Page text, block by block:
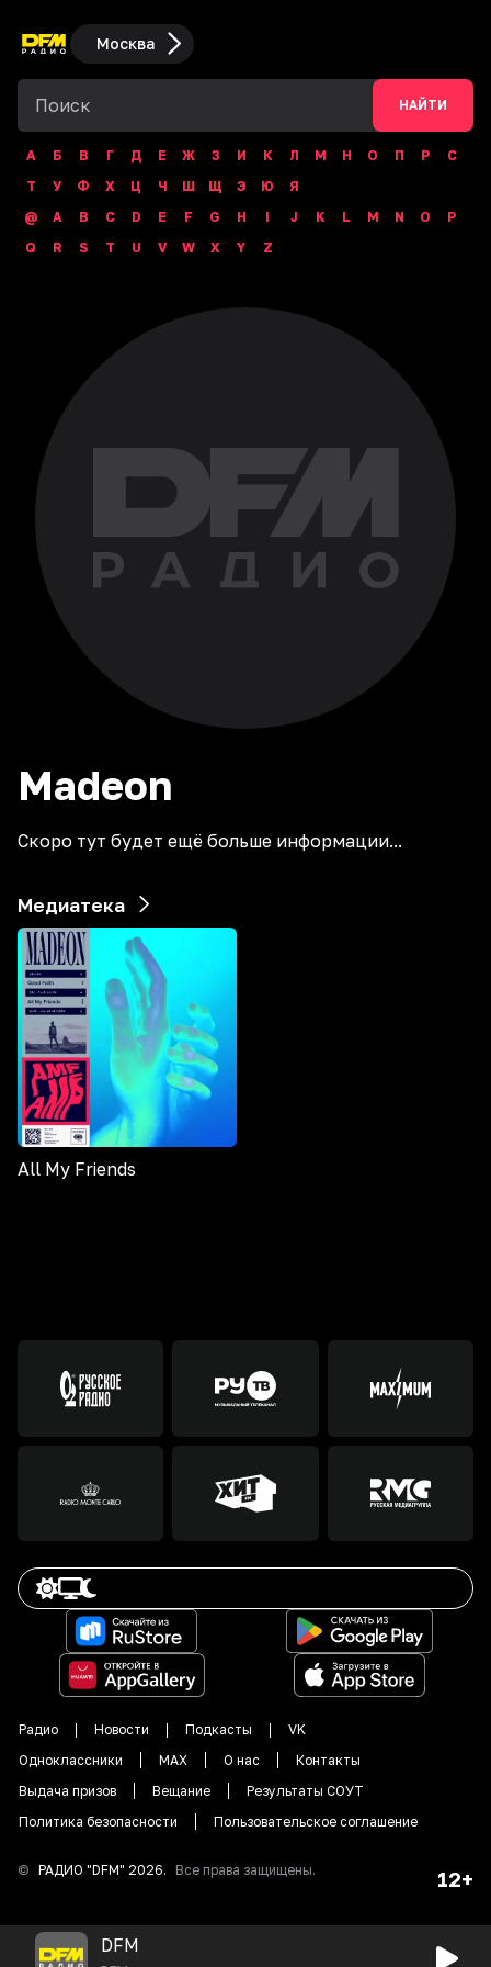
Москва
НАЙТИ
А Б В Г Д Е Ж З И К Л М Н О П Р
С
Т
У Ф Х Ц Ч Ш Щ Э Ю
Я
@
A B C D E F G H I J K L M N O
P
Q
R S T U V W X Y Z
Madeon
Скоро тут будет ещё больше информации...
Медиатека
All My Friends
Радио Новости Подкасты
VK
Одноклассники
MAX О нас
Контакты
Выдача призов
Вещание
Результаты СОУТ
Политика безопасности
Пользовательское соглашение
© РАДИО "DFM" 2026. Все права защищены. 12+
DFM